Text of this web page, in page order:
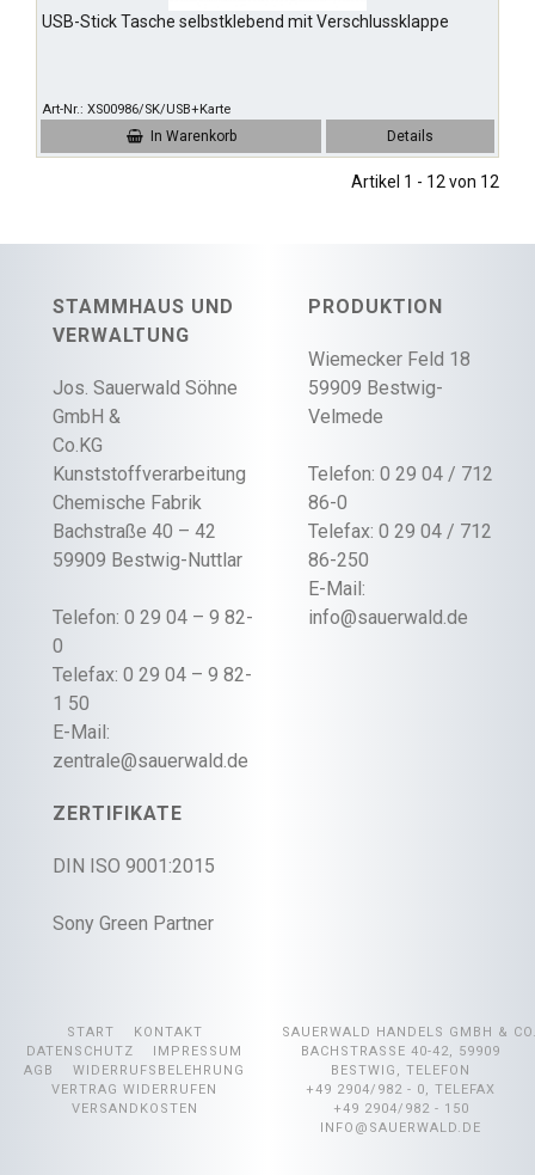
USB-Stick Tasche selbstklebend mit Verschlussklappe
Art-Nr. XS00986/SK/USB+Karte
In Warenkorb Details
Artikel 1 - 12 von 12
STAMMHAUS UND
VERWALTUNG
Jos. Sauerwald Söhne
GmbH &
Co.KG
Kunststoffverarbeitung
Chemische Fabrik
Bachstraße 40 – 42
59909 Bestwig-Nuttlar
Telefon: 0 29 04 – 9 82-
0
Telefax: 0 29 04 – 9 82-
1 50
E-Mail:
zentrale@sauerwald.de
PRODUKTION
Wiemecker Feld 18
59909 Bestwig-
Velmede
Telefon: 0 29 04 / 712
86-0
Telefax: 0 29 04 / 712
86-250
E-Mail:
info@sauerwald.de
ZERTIFIKATE
DIN ISO 9001:2015
Sony Green Partner
START
KONTAKT
DATENSCHUTZ
IMPRESSUM
AGB
WIDERRUFSBELEHRUNG
VERTRAG WIDERRUFEN
VERSANDKOSTEN
SAUERWALD HANDELS GMBH &
BACHSTRASSE 40-42, 59909 B
ESTWIG, TELEFON +
49 2904/982 - 0, TELEFAX +
49 2904/982 - 150
INFO@SAUERWALD.DE